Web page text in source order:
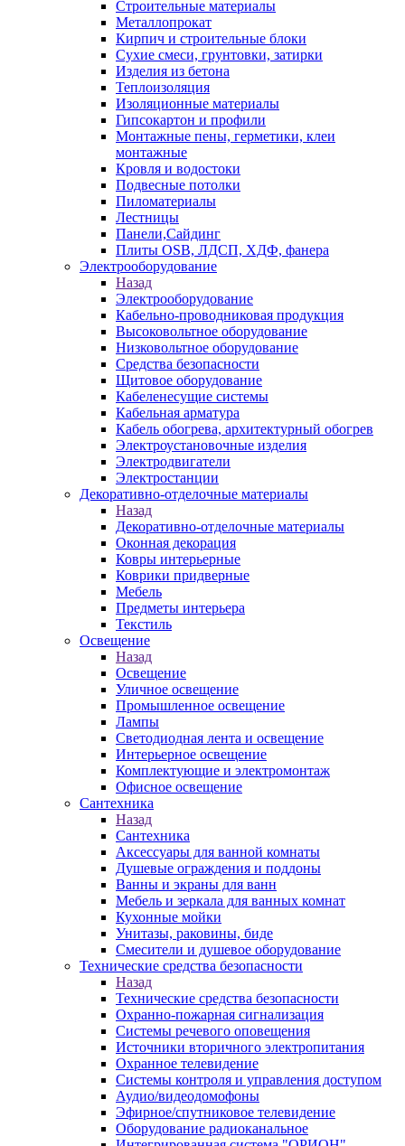
Строительные материалы
Металлопрокат
Кирпич и строительные блоки
Сухие смеси, грунтовки, затирки
Изделия из бетона
Теплоизоляция
Изоляционные материалы
Гипсокартон и профили
Монтажные пены, герметики, клеи
монтажные
Кровля и водостоки
Подвесные потолки
Пиломатериалы
Лестницы
Панели,Сайдинг
Плиты OSB, ЛДСП, ХДФ, фанера
Электрооборудование
Назад
Электрооборудование
Кабельно-проводниковая продукция
Высоковольтное оборудование
Низковольтное оборудование
Средства безопасности
Щитовое оборудование
Кабеленесущие системы
Кабельная арматура
Кабель обогрева, архитектурный обогрев
Электроустановочные изделия
Электродвигатели
Электростанции
Декоративно-отделочные материалы
Назад
Декоративно-отделочные материалы
Оконная декорация
Ковры интерьерные
Коврики придверные
Мебель
Предметы интерьера
Текстиль
Освещение
Назад
Освещение
Уличное освещение
Промышленное освещение
Лампы
Светодиодная лента и освещение
Интерьерное освещение
Комплектующие и электромонтаж
Офисное освещение
Сантехника
Назад
Сантехника
Аксессуары для ванной комнаты
Душевые ограждения и поддоны
Ванны и экраны для ванн
Мебель и зеркала для ванных комнат
Кухонные мойки
Унитазы, раковины, биде
Смесители и душевое оборудование
Технические средства безопасности
Назад
Технические средства безопасности
Охранно-пожарная сигнализация
Системы речевого оповещения
Источники вторичного электропитания
Охранное телевидение
Системы контроля и управления доступом
Аудио/видеодомофоны
Эфирное/спутниковое телевидение
Оборудование радиоканальное